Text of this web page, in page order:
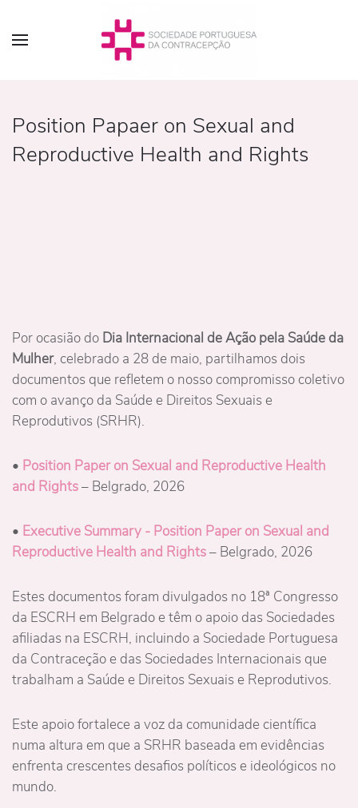
Position Papaer on Sexual and
Reproductive Health and Rights
Por ocasião do Dia Internacional de Ação pela Saúde da
Mulher, celebrado a 28 de maio, partilhamos dois
documentos que refletem o nosso compromisso coletivo
com o avanço da Saúde e Direitos Sexuais e
Reprodutivos (SRHR).
• Position Paper on Sexual and Reproductive Health
and Rights– Belgrado, 2026
• Executive Summary - Position Paper on Sexual and
Reproductive Health and Rights– Belgrado, 2026
Estes documentos foram divulgados no 18ª Congresso
da ESCRH em Belgrado e têm o apoio das Sociedades
afiliadas na ESCRH, incluindo a Sociedade Portuguesa
da Contraceção e das Sociedades Internacionais que
trabalham a Saúde e Direitos Sexuais e Reprodutivos.
Este apoio fortalece a voz da comunidade científica
numa altura em que a SRHR baseada em evidências
enfrenta crescentes desafios políticos e ideológicos no
mundo.